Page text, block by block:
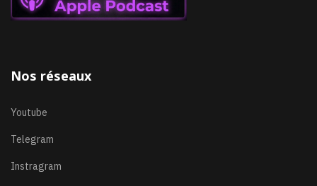
Nos réseaux
Youtube
Telegram
Instragram